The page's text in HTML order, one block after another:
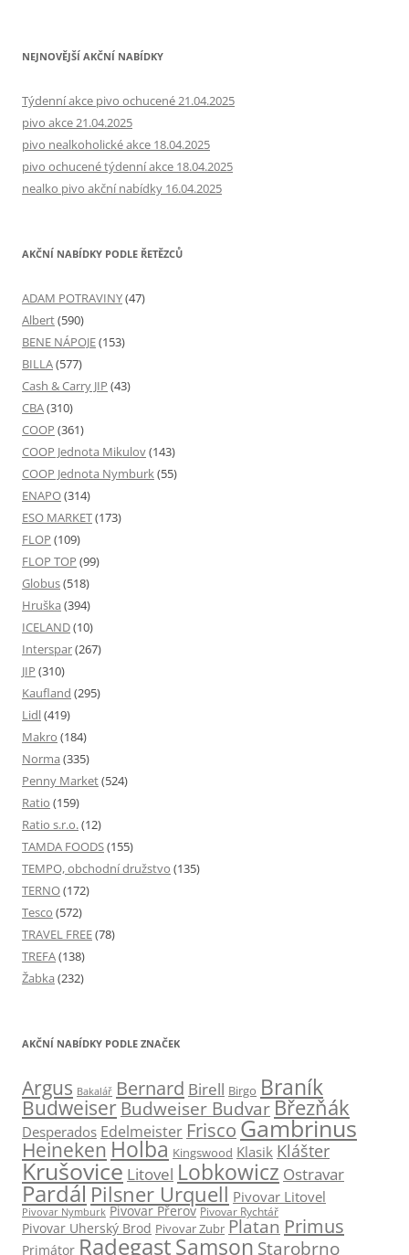
NEJNOVĚJŠÍ AKČNÍ NABÍDKY
Týdenní akce pivo ochucené 21.04.2025
pivo akce 21.04.2025
pivo nealkoholické akce 18.04.2025
pivo ochucené týdenní akce 18.04.2025
nealko pivo akční nabídky 16.04.2025
AKČNÍ NABÍDKY PODLE ŘETĚZCŮ
ADAM POTRAVINY(47)
Albert(590)
BENE NÁPOJE(153)
BILLA(577)
Cash & Carry JIP (43)
CBA(310)
COOP (361)
COOP Jednota Mikulov(143)
COOP Jednota Nymburk(55)
ENAPO(314)
ESO MARKET(173)
FLOP (109)
FLOP TOP (99)
Globus(518)
Hruška (394)
ICELAND(10)
Interspar(267)
JIP (310)
Kaufland (295)
Lidl(419)
Makro (184)
Norma (335)
Penny Market(524)
Ratio (159)
Ratio s.r.o.(12)
TAMDA FOODS(155)
TEMPO, obchodní družstvo (135)
TERNO(172)
Tesco (572)
TRAVEL FREE(78)
TREFA(138)
Žabka (232)
AKČNÍ NABÍDKY PODLE ZNAČEK
Argus Bakalář Bernard Birell Birgo Braník
Budweiser Budweiser BudvarBřezňák
Desperados Edelmeister FriscoGambrinus
Heineken Holba Kingswood Klasik Klášter
Krušovice Litovel Lobkowicz Ostravar
Pardál Pilsner Urquell Pivovar Litovel
Pivovar Nymburk Pivovar Přerov Pivovar Rychtář
Pivovar Uherský Brod Pivovar Zubr Platan Primus
Primátor RadegastSamson Starobrno